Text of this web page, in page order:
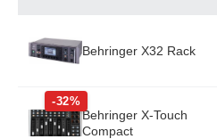
Behringer X32 Rack
-32%
Behringer X-Touch
Compact